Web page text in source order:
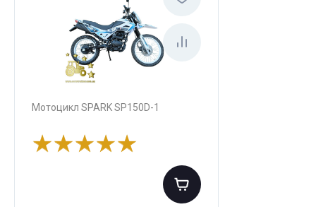
Мотоцикл SPARK SP150D-1